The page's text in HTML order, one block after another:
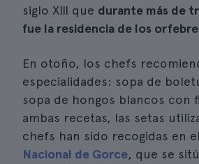
siglo XIII que durante más de
fue la residencia de los
En otoño, los chefs
especialidades: sopa de
sopa de hongos blancos con
ambas recetas, las setas
chefs han sido recogidas en el
Nacional de Gorce, que se